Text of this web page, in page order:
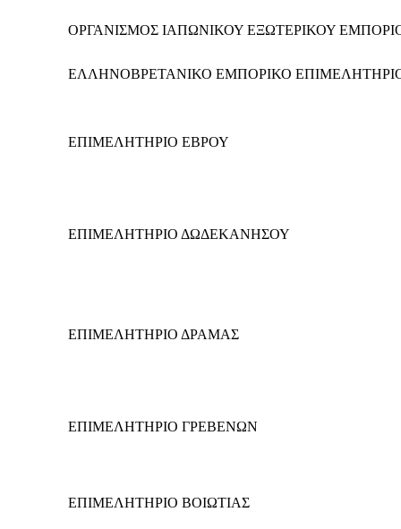
ΟΡΓΑΝΙΣΜΟΣ ΙΑΠΩΝΙΚΟΥ ΕΞΩΤΕΡΙΚΟΥ
ΕΛΛΗΝΟΒΡΕΤΑΝΙΚΟ ΕΜΠΟΡΙΚΟ
ΕΠΙΜΕΛΗΤΗΡΙΟ ΕΒΡΟΥ
ΕΠΙΜΕΛΗΤΗΡΙΟ ΔΩΔΕΚΑΝΗΣΟΥ
ΕΠΙΜΕΛΗΤΗΡΙΟ ΔΡΑΜΑΣ
ΕΠΙΜΕΛΗΤΗΡΙΟ ΓΡΕΒΕΝΩΝ
ΕΠΙΜΕΛΗΤΗΡΙΟ ΒΟΙΩΤΙΑΣ